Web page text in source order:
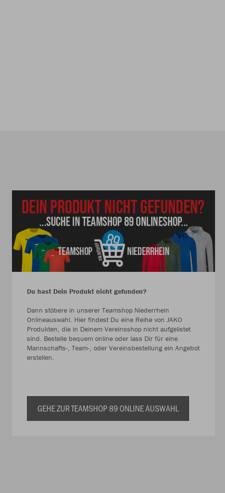
Du hast Dein Produkt nicht gefunden?
Dann stöbere in unserer Teamshop Niederrhein
Onlineauswahl. Hier findest Du eine Reihe von JAKO
Produkten, die in Deinem Vereinsshop nicht aufgelistet
sind. Bestelle bequem online oder lass Dir für eine
Mannschafts-, Team-, oder Vereinsbestellung ein Angebot
erstellen.
GEHE ZUR TEAMSHOP 89 ONLINE AUSWAHL